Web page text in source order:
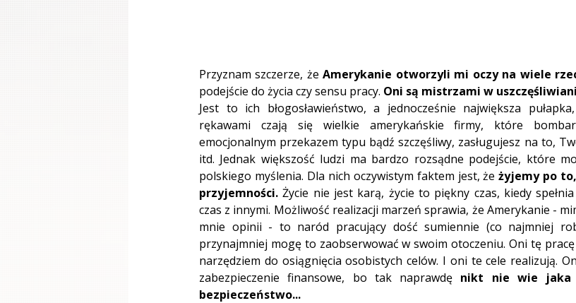
Przyznam szczerze, że Amerykanie otworzyli mi oczy na wiele
podejście do życia czy sensu pracy. Oni są mistrzami w
Jest to ich błogosławieństwo, a jednocześnie największa
rękawami czają się wielkie amerykańskie firmy, które
emocjonalnym przekazem typu bądź szczęśliwy, zasługujesz na to,
itd. Jednak większość ludzi ma bardzo rozsądne podejście, które
polskiego myślenia. Dla nich oczywistym faktem jest, że żyjemy po
przyjemności. Życie nie jest karą, życie to piękny czas, kiedy
czas z innymi. Możliwość realizacji marzeń sprawia, że Amerykanie -
mnie opinii - to naród pracujący dość sumiennie (co najmniej
przynajmniej mogę to zaobserwować w swoim otoczeniu. Oni tę
narzędziem do osiągnięcia osobistych celów. I oni te cele realizują.
zabezpieczenie finansowe, bo tak naprawdę nikt nie wie jaka
bezpieczeństwo...